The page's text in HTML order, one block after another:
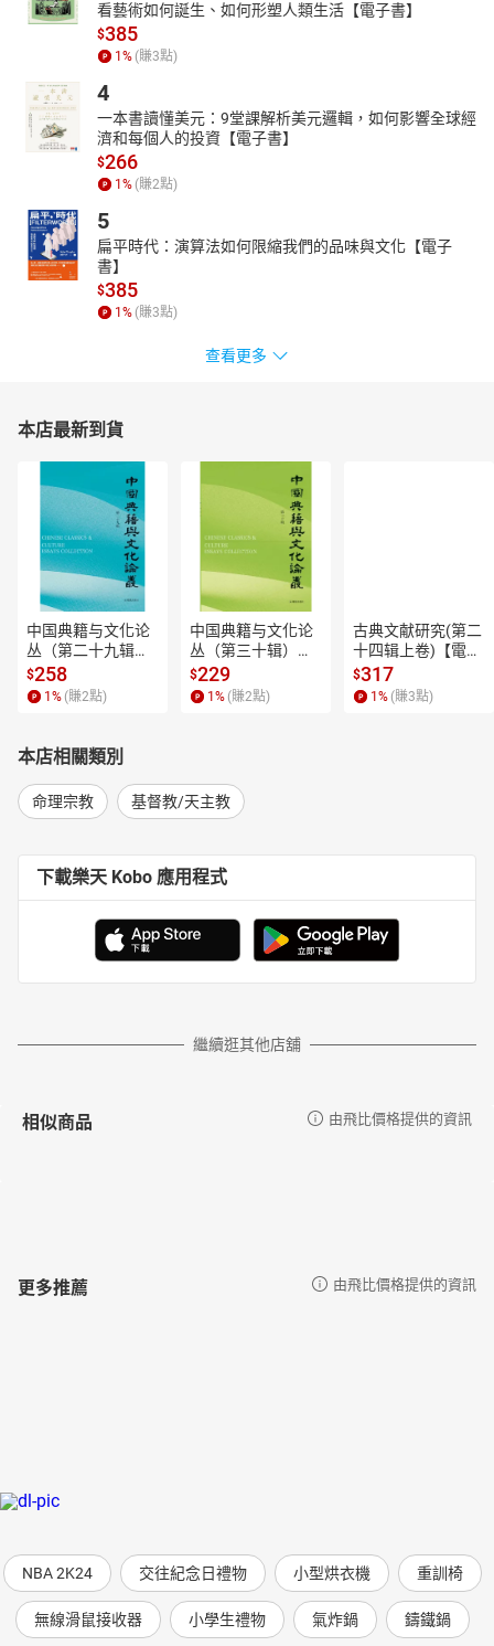
看藝術如何誕生、如何形塑人類生活【電子書】
$385
1 % (賺3點)
4
一本書讀懂美元：9堂課解析美元邏輯，如何影響全球經
濟和每個人的投資【電子書】
$266
1 % (賺2點)
5
扁平時代：演算法如何限縮我們的品味與文化【電子
書】
$385
1 % (賺3點)
查看更多
本店最新到貨
中国典籍与文化论
丛（第二十九辑）
【電子書】
$258
1 % (賺2點)
中国典籍与文化论
丛（第三十辑）
【電子書】
$229
1 % (賺2點)
古典文献研究(第二
十四辑上卷)【電子
書】
$317
1 % (賺3點)
本店相關類別
命理宗教 基督教/天主教
下載樂天 Kobo 應用程式
繼續逛其他店舖
相似商品 由飛比價格提供的資訊
更多推薦 由飛比價格提供的資訊
NBA 2K24 交往紀念日禮物 小型烘衣機 重訓椅
無線滑鼠接收器 小學生禮物 氣炸鍋 鑄鐵鍋